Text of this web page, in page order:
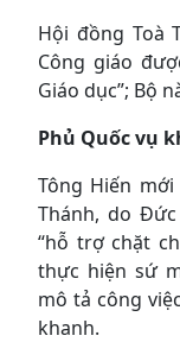
Hội đồng Toà
Công giáo
Giáo dục”; Bộ
Phủ Quốc vụ
Tông Hiến
Thánh, do
“hỗ trợ chặt
thực hiện sứ
mô tả công
khanh.